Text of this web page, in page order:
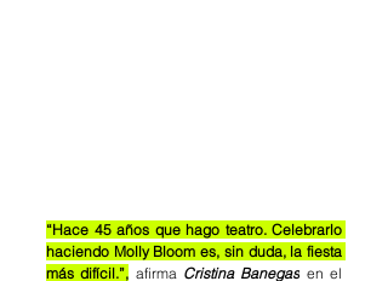
“Hace 45 años que hago teatro. Celebrarlo
haciendo Molly Bloom es, sin duda, la fiesta
más difícil.”, afirma Cristina Banegas en el